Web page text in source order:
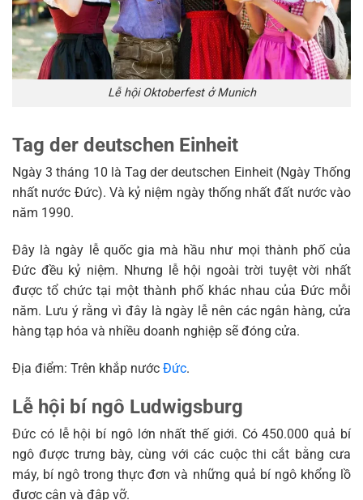
Lễ hội Oktoberfest ở Munich
Tag der deutschen Einheit
Ngày 3 tháng 10 là Tag der deutschen Einheit (Ngày Thống
nhất nước Đức). Và kỷ niệm ngày thống nhất đất nước vào
năm 1990.
Đây là ngày lễ quốc gia mà hầu như mọi thành phố của
Đức đều kỷ niệm. Nhưng lễ hội ngoài trời tuyệt vời nhất
được tổ chức tại một thành phố khác nhau của Đức mỗi
năm. Lưu ý rằng vì đây là ngày lễ nên các ngân hàng, cửa
hàng tạp hóa và nhiều doanh nghiệp sẽ đóng cửa.
Địa điểm: Trên khắp nước Đức.
Lễ hội bí ngô Ludwigsburg
Đức có lễ hội bí ngô lớn nhất thế giới. Có 450.000 quả bí
ngô được trưng bày, cùng với các cuộc thi cắt bằng cưa
máy, bí ngô trong thực đơn và những quả bí ngô khổng lồ
được cân và đập vỡ.